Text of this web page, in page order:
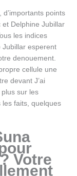
points
Delphine Jubillar
les indices
Jubillar esperent
denouement.
cellule une
devant J’ai
sur les
faits, quelques
Votre